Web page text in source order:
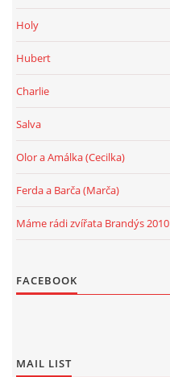
Holy
Hubert
Charlie
Salva
Olor a Amálka (Cecilka)
Ferda a Barča (Marča)
Máme rádi zvířata Brandýs 2010
FACEBOOK
MAIL LIST